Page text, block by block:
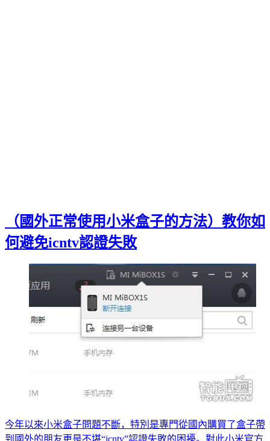
（國外正常使用小米盒子的方法）教你如
何避免icntv認證失敗
今年以來小米盒子問題不斷，特別是專門從國內購買了盒子帶
到國外的朋友更是不堪“icntv”認證失敗的困擾。對此小米官方